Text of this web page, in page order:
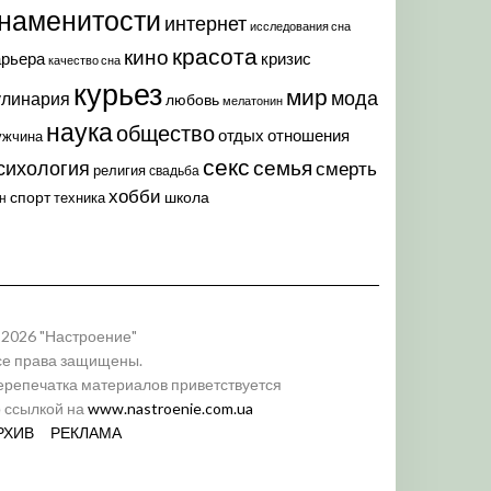
интернет исследования сна
качество сна кино красота кризис
курьез любовь мелатонин мир мода
наукаобществоотдых отношения
религия свадьба секссемья смерть
спорттехникахобби школа
"Настроение"
права защищены.
материалов приветствуется
ссылкой на www.nastroenie.com.ua
РЕКЛАМА